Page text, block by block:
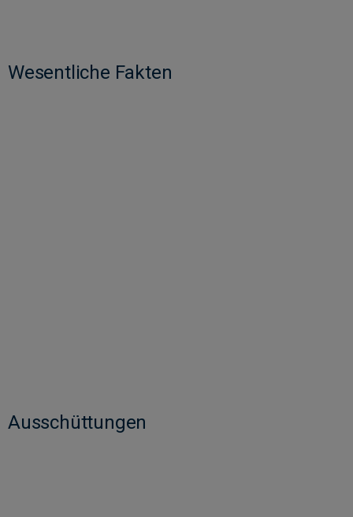
Wesentliche Fakten
Ausschüttungen